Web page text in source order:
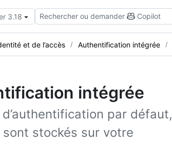
3.18 Rechercher ou demander Copilot
et de l’accès Authentification intégrée
intégrée
par défaut,
stockés sur votre